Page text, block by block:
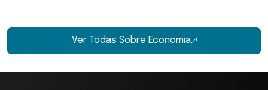
Ver Todas Sobre Economia